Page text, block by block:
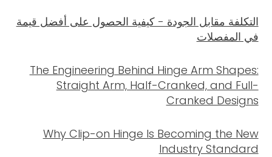
التكلفة مقابل الجودة - كيفية الحصول على أفضل قيمة
في المفصلات
The Engineering Behind Hinge Arm Shapes:
Straight Arm, Half-Cranked, and Full-
Cranked Designs
Why Clip-on Hinge Is Becoming the New
Industry Standard